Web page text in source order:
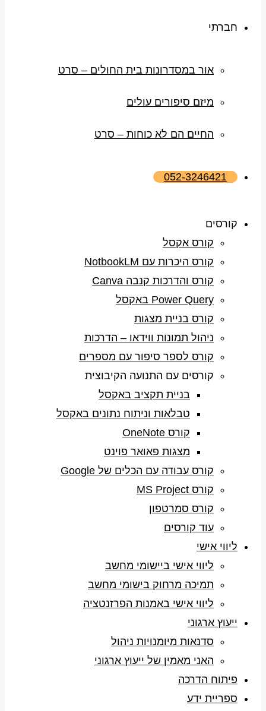
חברתי
אור במסדרונות בית החולים – סרט
מיזם סיפורים עולים
החיים הם לא כוחות – סרט
052-3246421
קורסים
קורס אקסל
קורס היכרות עם NotbookLM
קורס והדרכות קנבה Canva
Power Query באקסל
קורס בניית מצגות
ניהול תמונות ווידאו – הדרכות
קורס לספר סיפור עם מספרים
קורסים עם התנועה הקיבוצית
בניית תקציב באקסל
טבלאות וניתוח נתונים באקסל
קורס OneNote
מצגות פאואר פוינט
קורס עבודה עם הכלים של Google
קורס MS Project
קורס סמרטפון
עוד קורסים
ליווי אישי
ליווי אישי ביישומי מחשב
תמיכה מרחוק בישומי מחשב
ליווי אישי באמנות הפרזנטציה
ייעוץ ארגוני
סדנאות מיומנויות ניהול
האני מאמין של ייעוץ ארגוני
פיתוח הדרכה
ספריית ידע